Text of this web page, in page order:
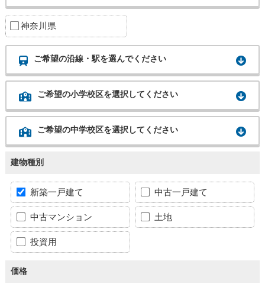
神奈川県
ご希望の沿線・駅を選んでください
ご希望の小学校区を選択してください
ご希望の中学校区を選択してください
建物種別
新築一戸建て 中古一戸建て
中古マンション 土地
投資用
価格